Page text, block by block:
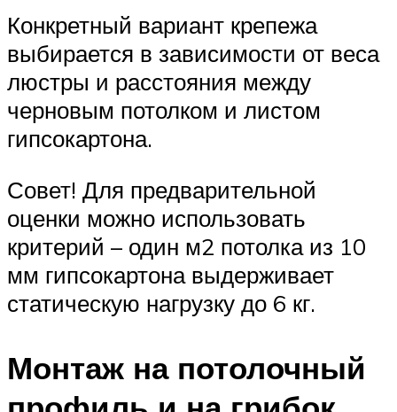
Конкретный вариант крепежа
выбирается в зависимости от веса
люстры и расстояния между
черновым потолком и листом
гипсокартона.
Совет! Для предварительной
оценки можно использовать
критерий – один м2 потолка из 10
мм гипсокартона выдерживает
статическую нагрузку до 6 кг.
Монтаж на потолочный